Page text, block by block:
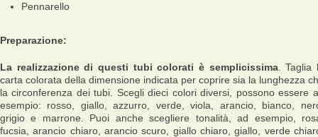
Pennarello
Preparazione:
La realizzazione di questi tubi colorati è semplicissima. Taglia
carta colorata della dimensione indicata per coprire sia la lunghezza
la circonferenza dei tubi. Scegli dieci colori diversi, possono essere
esempio: rosso, giallo, azzurro, verde, viola, arancio, bianco,
grigio e marrone. Puoi anche scegliere tonalità, ad esempio,
fucsia, arancio chiaro, arancio scuro, giallo chiaro, giallo, verde